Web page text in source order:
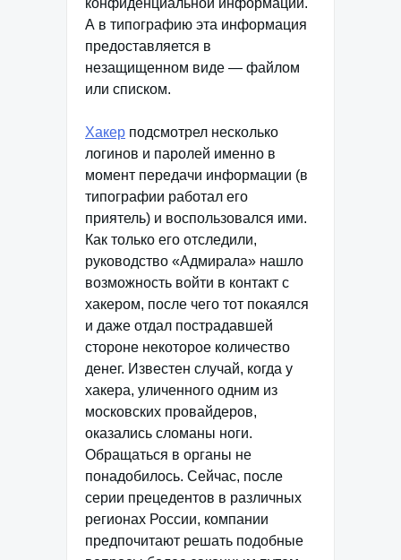
конфиденциальной информации.
А в типографию эта информация
предоставляется в
незащищенном виде — файлом
или списком.
Хакер подсмотрел несколько
логинов и паролей именно в
момент передачи информации (в
типографии работал его
приятель) и воспользовался ими.
Как только его отследили,
руководство «Адмирала» нашло
возможность войти в контакт с
хакером, после чего тот покаялся
и даже отдал пострадавшей
стороне некоторое количество
денег. Известен случай, когда у
хакера, уличенного одним из
московских провайдеров,
оказались сломаны ноги.
Обращаться в органы не
понадобилось. Сейчас, после
серии прецедентов в различных
регионах России, компании
предпочитают решать подобные